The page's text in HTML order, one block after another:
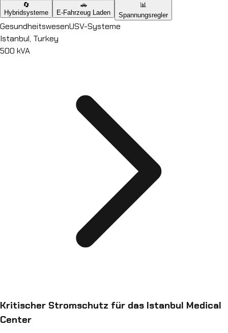
🔄
Hybridsysteme
🚗
E-Fahrzeug Laden
📊
Spannungsregler
GesundheitswesenUSV-Systeme
Istanbul, Turkey
500 kVA
Kritischer Stromschutz für das Istanbul Medical
Center